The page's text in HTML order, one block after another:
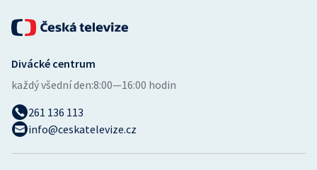
Divácké centrum
každý všední den:8:00—16:00 hodin
261 136 113
info@ceskatelevize.cz